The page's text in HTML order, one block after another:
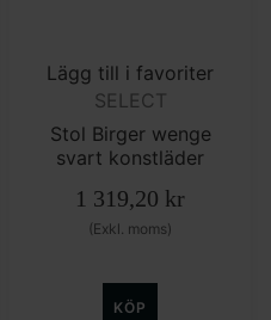
Lägg till i favoriter
SELECT
Stol Birger wenge
svart konstläder
1 319,20 kr
(Exkl. moms)
KÖP